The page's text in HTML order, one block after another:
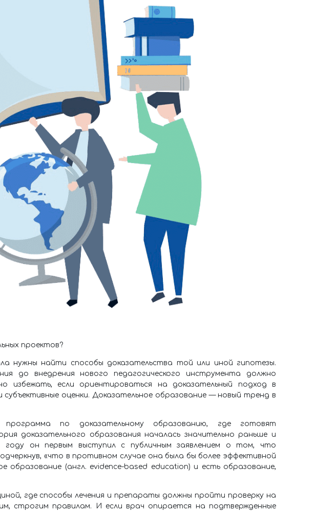
проектов?
нужны найти способы доказательства той или иной гипотезы.
до внедрения нового педагогического инструмента должно
избежать, если ориентироваться на доказательный подход в
оценки. Доказательное образование — новый тренд в
по доказательному образованию, где готовят
доказательного образования началась значительно раньше и
году он первым выступил с публичным заявлением о том, что
«что в противном случае она была бы более эффективной
образование (англ. evidence-based education) и есть образование,
где способы лечения и препараты должны пройти проверку на
строгим правилам. И если врач опирается на подтвержденные